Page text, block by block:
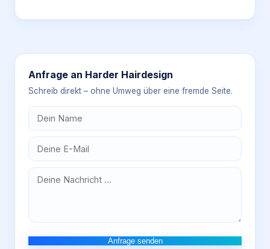
Anfrage an Harder Hairdesign
Schreib direkt – ohne Umweg über eine fremde Seite.
Anfrage senden